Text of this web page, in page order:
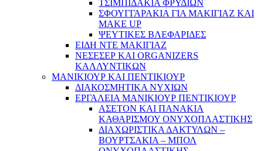
ΤΣΙΜΠΙΔΑΚΙΑ ΦΡΥΔΙΩΝ
ΣΦΟΥΓΓΑΡΑΚΙΑ ΓΙΑ ΜΑΚΙΓΙΑZ ΚΑΙ
MAKE UP
ΨΕΥΤΙΚΕΣ ΒΛΕΦΑΡΙΔΕΣ
ΕΙΔΗ ΝΤΕ ΜΑΚΙΓΙΑΖ
ΝΕΣΕΣΕΡ ΚΑΙ ORGANIZERS
ΚΑΛΛΥΝΤΙΚΩΝ
ΜΑΝΙΚΙΟΥΡ ΚΑΙ ΠΕΝΤΙΚΙΟΥΡ
ΔΙΑΚΟΣΜΗΤΙΚΑ ΝΥΧΙΩΝ
ΕΡΓΑΛΕΙΑ ΜΑΝΙΚΙΟΥΡ ΠΕΝΤΙΚΙΟΥΡ
ΑΣΕΤΟΝ ΚΑΙ ΠΑΝΑΚΙΑ
ΚΑΘΑΡΙΣΜΟΥ ΟΝΥΧΟΠΛΑΣΤΙΚΗΣ
ΔΙΑΧΩΡΙΣΤΙΚΑ ΔΑΚΤΥΛΩΝ –
ΒΟΥΡΤΣΑΚΙΑ – ΜΠΟΛ